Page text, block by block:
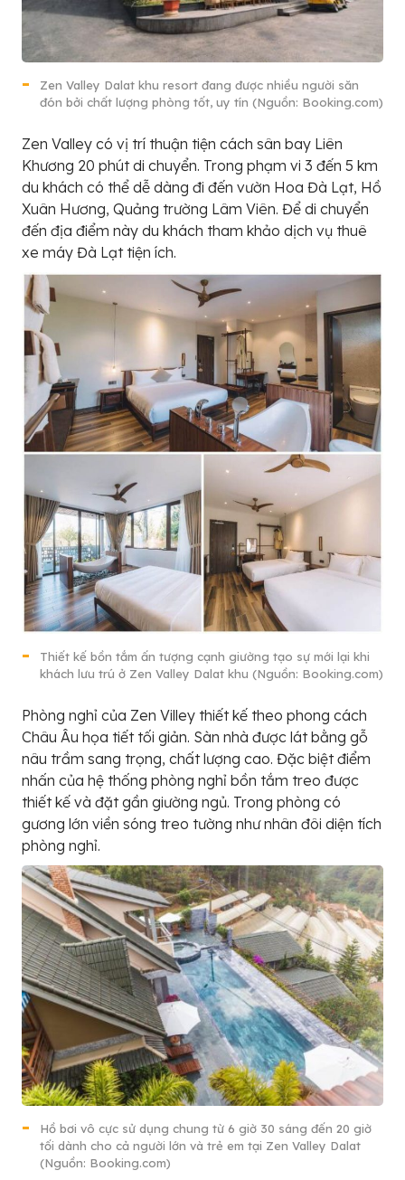
Zen Valley Dalat khu resort đang được nhiều người săn
đón bởi chất lượng phòng tốt, uy tín (Nguồn: Booking.com)
Zen Valley có vị trí thuận tiện cách sân bay Liên
Khương 20 phút di chuyển. Trong phạm vi 3 đến 5 km
du khách có thể dễ dàng đi đến vườn Hoa Đà Lạt, Hồ
Xuân Hương, Quảng trường Lâm Viên. Để di chuyển
đến địa điểm này du khách tham khảo dịch vụ thuê
xe máy Đà Lạt tiện ích.
Thiết kế bồn tắm ấn tượng cạnh giường tạo sự mới lại khi
khách lưu trú ở Zen Valley Dalat khu (Nguồn: Booking.com)
Phòng nghỉ của Zen Villey thiết kế theo phong cách
Châu Âu họa tiết tối giản. Sàn nhà được lát bằng gỗ
nâu trầm sang trọng, chất lượng cao. Đặc biệt điểm
nhấn của hệ thống phòng nghỉ bồn tắm treo được
thiết kế và đặt gần giường ngủ. Trong phòng có
gương lớn viền sóng treo tường như nhân đôi diện tích
phòng nghỉ.
Hồ bơi vô cực sử dụng chung từ 6 giờ 30 sáng đến 20 giờ
tối dành cho cả người lớn và trẻ em tại Zen Valley Dalat
(Nguồn: Booking.com)